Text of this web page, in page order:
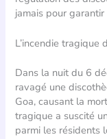
jamais pour
L’incendie tragique
Dans la nuit du 6
ravagé une
Goa, causant la
tragique a suscité
parmi les résidents